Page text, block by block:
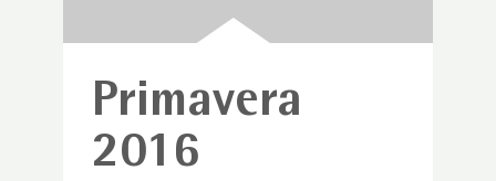
Primavera
2016